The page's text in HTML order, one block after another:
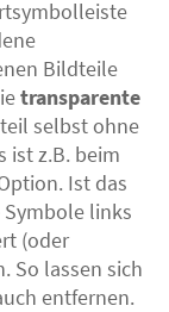
Bildteile
transparente
selbst ohne
ist z.B. beim
Ist das
links
(oder
So lassen sich
entfernen.